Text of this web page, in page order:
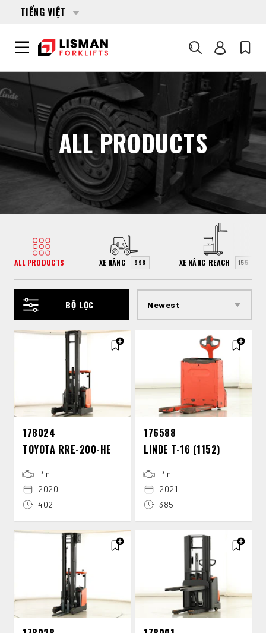
TIẾNG VIỆT
Tìm kiếm
TRANG CHỦ
PRODUCTS
ALL PRODUCTS
ALL PRODUCTS XE NÂNG 996 XE NÂNG REACH 155
BỘ LỌC
178024
TOYOTA RRE-​200-​HE
Pin
2020
402
176588
LINDE T-​16 (1152)
Pin
2021
385